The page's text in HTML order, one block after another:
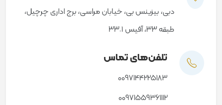
دبی، بیزینس بی، خیابان مراسی، برج اداری چرچیل،
طبقه ٣٣، آفیس ٣٣٠١
تلفن‌های تماس
0097144225183
00971559361112